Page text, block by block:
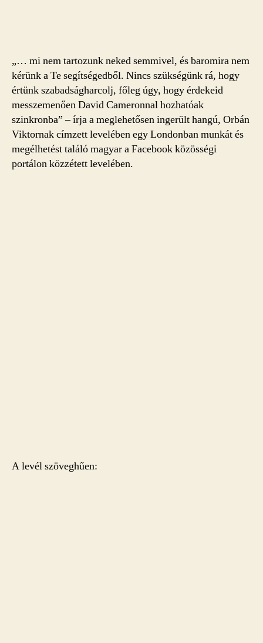
„… mi nem tartozunk neked semmivel, és baromira nem
kérünk a Te segítségedből. Nincs szükségünk rá, hogy
értünk szabadságharcolj, főleg úgy, hogy érdekeid
messzemenően David Cameronnal hozhatóak
szinkronba” – írja a meglehetősen ingerült hangú, Orbán
Viktornak címzett levelében egy Londonban munkát és
megélhetést találó magyar a Facebook közösségi
portálon közzétett levelében.
A levél szöveghűen: